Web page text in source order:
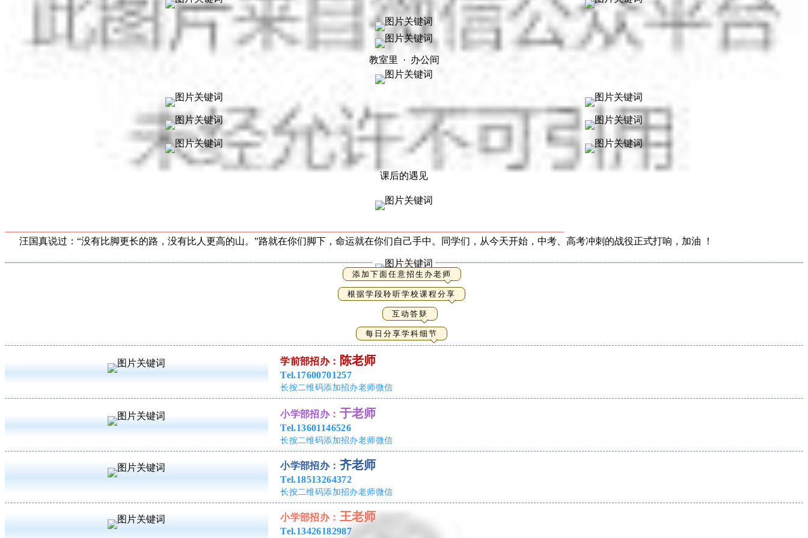
教室里 · 办公间
课后的遇见
汪国真说过：“没有比脚更长的路，没有比人更高的山。”路就在你们脚下，命运就在你们自己手中。同学们，从今天开始，中考、高考冲刺的战役正式打响，加油 ！
添加下面任意招生办老师
根据学段聆听学校课程分享
互动答疑
每日分享学科细节
学前部招办： 陈老师
Tel.17600701257
长按二维码添加招办老师微信
小学部招办： 于老师
Tel.13601146526
长按二维码添加招办老师微信
小学部招办：齐老师
Tel.18513264372
长按二维码添加招办老师微信
小学部招办： 王老师
Tel.13426182987